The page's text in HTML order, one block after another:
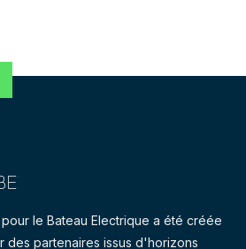
le Bateau Electrique a été créée
des partenaires issus d'horizons